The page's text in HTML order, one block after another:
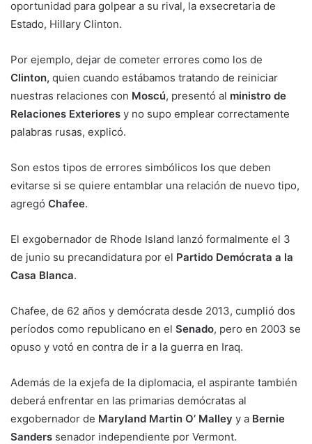
oportunidad para golpear a su rival, la exsecretaria de
Estado, Hillary Clinton.
Por ejemplo, dejar de cometer errores como los de
Clinton, quien cuando estábamos tratando de reiniciar
nuestras relaciones con Moscú, presentó al ministro de
Relaciones Exteriores y no supo emplear correctamente
palabras rusas, explicó.
Son estos tipos de errores simbólicos los que deben
evitarse si se quiere entamblar una relación de nuevo tipo,
agregó Chafee.
El exgobernador de Rhode Island lanzó formalmente el 3
de junio su precandidatura por el Partido Demócrata a la
Casa Blanca.
Chafee, de 62 años y demócrata desde 2013, cumplió dos
períodos como republicano en el Senado, pero en 2003 se
opuso y votó en contra de ir a la guerra en Iraq.
Además de la exjefa de la diplomacia, el aspirante también
deberá enfrentar en las primarias demócratas al
exgobernador de Maryland Martin O’ Malley y a Bernie
Sanders senador independiente por Vermont.